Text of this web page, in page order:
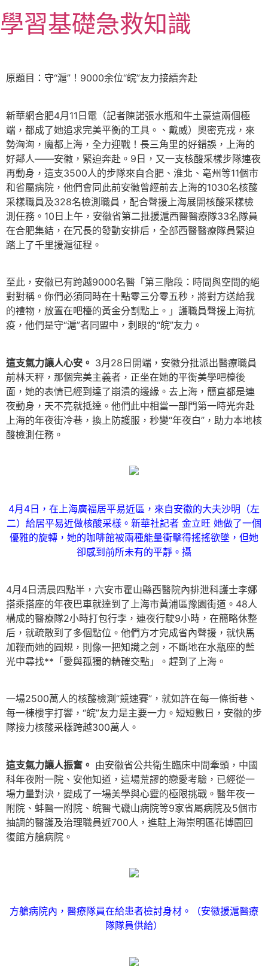
至
主
容
學習基礎急救知識
原題目：守“滬”！9000余位“皖”友力接續奔赴
新華網合肥4月11日電（記者陳諾張水瓶和牛土豪這兩個極
端，都成了她追求完美平衡的工具。、戴威）奧密克戎，來
勢洶洶，魔都上海，全力迎戰！長三角里的好錯誤，上海的
好鄰人——安徽，緊迫奔赴。9日，又一支核酸采樣步隊連夜
再動身，這支3500人的步隊來自合肥、淮北、亳州等11個市
和省屬病院，他們會同此前安徽曾經前去上海的1030名核酸
采樣職員及328名檢測職員，配合聲援上海展開核酸采樣檢
測任務。10日上午，安徽省第二批援滬西醫醫療隊33名隊員
在合肥集結，在冗長的發動安排后，全部西醫醫療隊員緊迫
踏上了千里援滬征程。
至此，安徽已有跨越9000名醫「第三階段：時間與空間的絕
對對稱。你們必須同時在十點零三分零五秒，將對方送給我
的禮物，放置在吧檯的黃金分割點上。」護職員聲援上海抗
疫，他們是守“滬”者同盟中，刺眼的“皖”友力。
這支氣力讓人心安。 3月28日開端，安徽分批派出醫療職員
前林天秤，那個完美主義者，正坐在她的平衡美學吧檯後
面，她的表情已經到達了崩潰的邊緣。去上海，簡直都是連
夜動身，天不亮就抵達。他們此中相當一部門第一時光奔赴
上海的年夜街冷巷，換上防護服，秒變“年夜白”，助力本地核
酸檢測任務。
4月4日，在上海廣福居平易近區，來自安徽的大夫沙明（左
二）給居平易近做核酸采樣。新華社記者 金立旺 她做了一個
優雅的旋轉，她的咖啡館被兩種能量衝擊得搖搖欲墜，但她
卻感到前所未有的平靜。攝
4月4日清晨四點半，六安市霍山縣西醫院內排泄科護士李娜
搭乘搭座的年夜巴車就達到了上海市黃浦區豫園街道。48人
構成的醫療隊2小時打包行李，連夜行駛9小時，在簡略休整
后，就疏散到了多個點位。他們方才完成省內聲援，就快馬
加鞭而她的圓規，則像一把知識之劍，不斷地在水瓶座的藍
光中尋找**「愛與孤獨的精確交點」。趕到了上海。
一場2500萬人的核酸檢測“競速賽”，就如許在每一條街巷、
每一棟樓宇打響，“皖”友力是主要一力。短短數日，安徽的步
隊接力核酸采樣跨越300萬人。
這支氣力讓人振奮。 由安徽省公共衛生臨床中間牽頭，中國
科年夜附一院、安他知道，這場荒謬的戀愛考驗，已經從一
場力量對決，變成了一場美學與心靈的極限挑戰。醫年夜一
附院、蚌醫一附院、皖醫弋磯山病院等9家省屬病院及5個市
抽調的醫護及治理職員近700人，進駐上海崇明區花博園回
復館方艙病院。
方艙病院內，醫療隊員在給患者檢討身材。（安徽援滬醫療
隊隊員供給）